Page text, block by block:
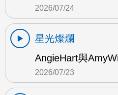
2026/07/24
星光燦爛
AngieHart與
2026/07/23